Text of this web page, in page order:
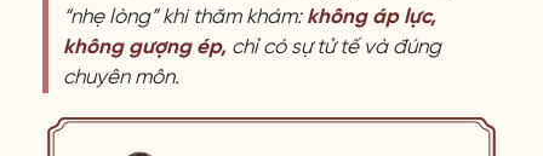
“nhẹ lòng” khi thăm khám: không áp lực,
không gượng ép, chỉ có sự tử tế và đúng
chuyên môn.